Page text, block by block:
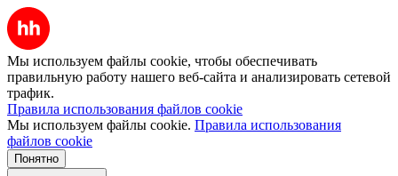
Мы используем файлы cookie, чтобы обеспечивать
правильную работу нашего веб-сайта и анализировать сетевой
трафик.
Правила использования файлов cookie
Мы используем файлы cookie. Правила использования
файлов cookie
Понятно